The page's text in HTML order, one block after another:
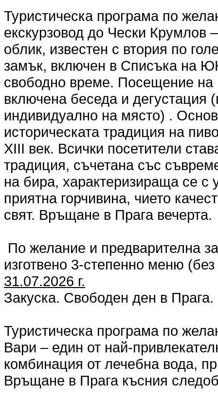
Туристическа програма по
екскурзовод до Чески Крумлов
облик, известен с втория по
замък, включен в Списъка на
свободно време. Посещение на
включена беседа и дегустация
индивидуално на място) .
историческата традиция на
ХІІІ век. Всички посетители
традиция, съчетана със
на бира, характеризираща се с
приятна горчивина, чието
свят. Връщане в Прага вечерта.
По желание и предварителна
изготвено 3-степенно меню
31.07.2026 г.
Закуска. Свободен ден в
Туристическа програма по
Вари – един от най-
комбинация от лечебна вода,
Връщане в Прага късния